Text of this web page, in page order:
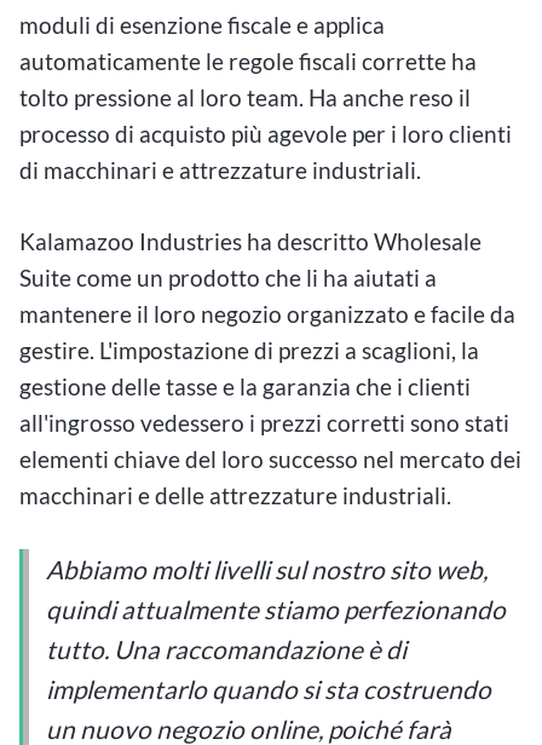
moduli di esenzione fiscale e applica
automaticamente le regole fiscali corrette ha
tolto pressione al loro team. Ha anche reso il
processo di acquisto più agevole per i loro clienti
di macchinari e attrezzature industriali.
Kalamazoo Industries ha descritto Wholesale
Suite come un prodotto che li ha aiutati a
mantenere il loro negozio organizzato e facile da
gestire. L'impostazione di prezzi a scaglioni, la
gestione delle tasse e la garanzia che i clienti
all'ingrosso vedessero i prezzi corretti sono stati
elementi chiave del loro successo nel mercato dei
macchinari e delle attrezzature industriali.
Abbiamo molti livelli sul nostro sito web,
quindi attualmente stiamo perfezionando
tutto. Una raccomandazione è di
implementarlo quando si sta costruendo
un nuovo negozio online, poiché farà